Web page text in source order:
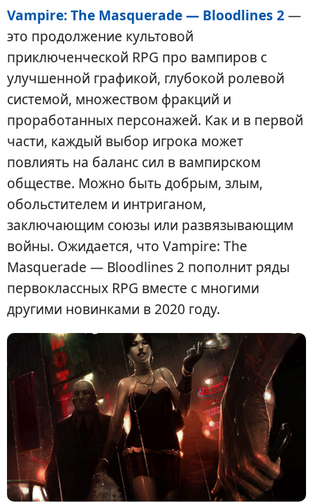
Vampire: The Masquerade — Bloodlines 2—
это продолжение культовой
приключенческой RPG про вампиров с
улучшенной графикой, глубокой ролевой
системой, множеством фракций и
проработанных персонажей. Как и в первой
части, каждый выбор игрока может
повлиять на баланс сил в вампирском
обществе. Можно быть добрым, злым,
обольстителем и интриганом,
заключающим союзы или развязывающим
войны. Ожидается, что Vampire: The
Masquerade — Bloodlines 2 пополнит ряды
первоклассных RPG вместе с многими
другими новинками в 2020 году.